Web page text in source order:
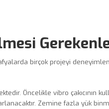
birçok projeyi
Öncelikle vibro çakıcının
Zemine fazla yük